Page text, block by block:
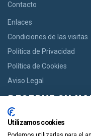
Contacto
Enlaces
Condiciones de las visitas
Política de Privacidad
Política de Cookies
Aviso Legal
RESERVE SU
Si usted desea una
desde casas
Utilizamos cookies